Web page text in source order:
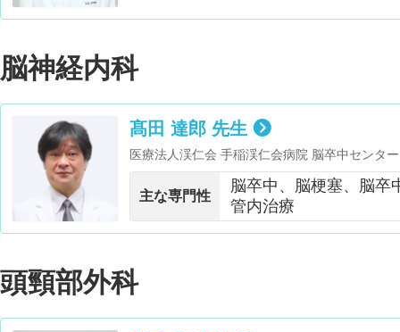
脳神経内科
髙田 達郎 先生
医療法人渓仁会 手稲渓仁会病院 脳卒中センタ
経超音波学会 会員
主な専門性
脳卒中、脳梗塞、脳卒
管内治療
頭頸部外科